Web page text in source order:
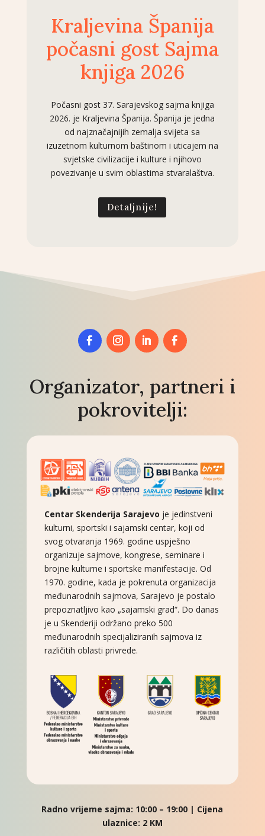
Kraljevina Španija
počasni gost Sajma
knjiga 2026
Počasni gost 37. Sarajevskog sajma knjiga
2026. je Kraljevina Španija. Španija je jedna
od najznačajnijih zemalja svijeta sa
izuzetnom kulturnom baštinom i uticajem na
svjetske civilizacije i kulture i njihovo
povezivanje u svim oblastima stvaralaštva.
Detaljnije!
Organizator, partneri i
pokrovitelji:
Centar Skenderija Sarajevo je jedinstveni
kulturni, sportski i sajamski centar, koji od
svog otvaranja 1969. godine uspješno
organizuje sajmove, kongrese, seminare i
brojne kulturne i sportske manifestacije. Od
1970. godine, kada je pokrenuta organizacija
međunarodnih sajmova, Sarajevo je postalo
prepoznatljivo kao „sajamski grad“. Do danas
je u Skenderiji održano preko 500
međunarodnih specijaliziranih sajmova iz
različitih oblasti privrede.
Radno vrijeme sajma: 10:00 – 19:00 | Cijena
ulaznice: 2 KM